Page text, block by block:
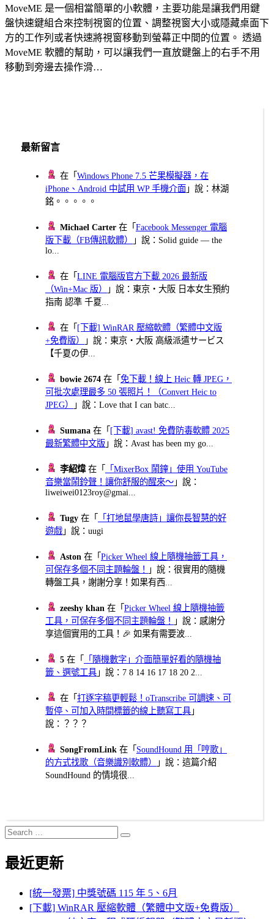
MoveME 是一個相當簡單的小軟體，主要功能是讓我們用鍵
盤快速鍵組合來控制視窗的位置、調整視窗大小或隱藏桌面下
方的工作列或者快速將視窗移動到螢幕正中間的位置。 透過
MoveME 軟體的幫助，可以讓我們一直放鍵盤上的右手不用
移動到旁邊去操作滑…
最新留言
在「Windows Phone 7.5 芒果模擬器，在
iPhone、Android 中試用 WP 手機介面 」說：林湖
銘。。。。。
Michael Carter 在「Facebook Messenger 電腦
版下載（FB傳訊軟體）
」說：Solid guide — the
lo...
在「LINE 電腦版官方下載 2026 最新版
（Win+Mac 版）
」說：東京・大阪 日本女生預約
指南 認準 千夏...
在「 [下載] WinRAR 壓縮軟體（繁體中文版
+免費版）
」說：東京・大阪 高級派遣サービス
【千夏の伊...
bowie 2674 在「免下載！線上 Heic 轉 JPEG，
可批次處理最多 50 張照片！（Convert Heic to
JPEG）
」說：Love that I can batc...
Sumana 在「 [下載] avast! 免費防毒軟體 2025
最新繁體中文版 」說：Avast has been my go...
李紹煒在「
「MixerBox 鬧鐘」使用 YouTube
音樂當鬧鈴聲！讓你舒服的醒來～ 」說：
liweiwei0123roy@gmai...
Tugy 在「
「打地鼠學唐詩」讓你長智慧的好
遊戲 」說：uugi
Aston 在「Picker Wheel 線上隨機抽籤工具，
可保存多個不同主題輪盤！
」說：很實用的隨機
轉盤工具，謝謝分享！如果有西...
zeeshy khan 在「Picker Wheel 線上隨機抽籤
工具，可保存多個不同主題輪盤！
」說：感謝分
享這個實用的工具！🎉 如果有需要波...
5 在「
「隨機數字」介面簡單好看的隨機抽
籤、選號工具 」說：7 8 14 16 17 18 20 2...
在「打逐字稿更輕鬆！oTranscribe 可調速、可
暫停、可加入時間標籤的線上聽寫工具 」
說：？？？
SongFromLink 在「 SoundHound 用「哼歌」
的方式找歌（音樂識別軟體）
」說：這篇介紹
SoundHound 的情境很...
Search
for:
Search
最近更新
[統一發票] 中獎號碼 115 年 5、6月
[下載] WinRAR 壓縮軟體（繁體中文版+免費版）